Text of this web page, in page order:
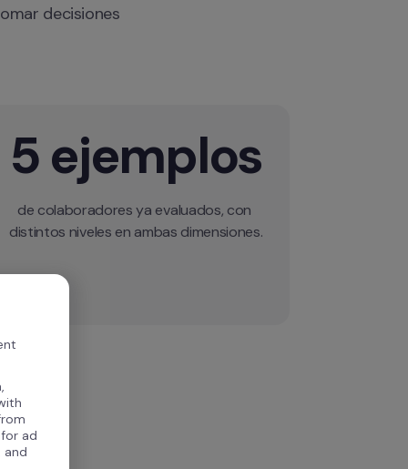
decisiones
5 ejemplos
de colaboradores ya evaluados, con
distintos niveles en ambas dimensiones.
ad
and